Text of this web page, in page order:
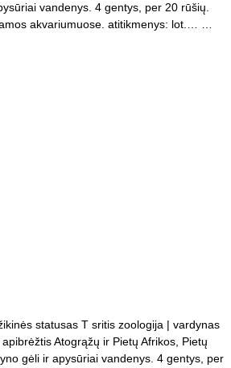
vandenys. 4 gentys, per 20 rūšių.
akvariumuose. atitikmenys: lot.… …
statusas T sritis zoologija | vardynas
Atogrąžų ir Pietų Afrikos, Pietų
gėli ir apysūriai vandenys. 4 gentys, per